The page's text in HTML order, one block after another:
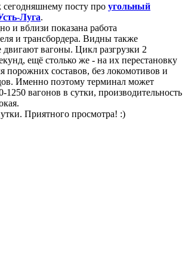
посту про угольный
Луга.
и вблизи показана работа
и трансбордера. Видны также
двигают вагоны. Цикл разгрузки 2
ещё столько же - на их перестановку
порожних составов, без локомотивов и
Именно поэтому терминал может
1250 вагонов в сутки, производительность
Приятного просмотра! :)